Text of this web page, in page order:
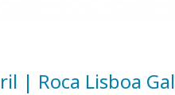
| Roca Lisboa